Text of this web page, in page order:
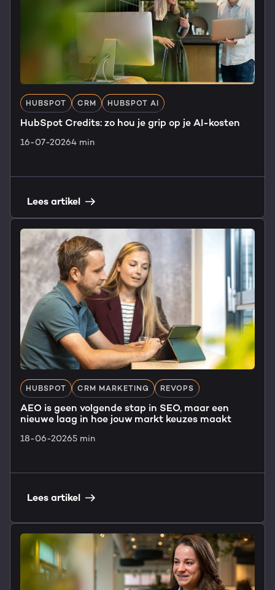
HUBSPOT CRM HUBSPOT AI
HubSpot Credits: zo hou je grip op je AI-kosten
16-07-20264 min
Lees artikel
HUBSPOT CRM MARKETING REVOPS
AEO is geen volgende stap in SEO, maar een
nieuwe laag in hoe jouw markt keuzes maakt
18-06-20265 min
Lees artikel